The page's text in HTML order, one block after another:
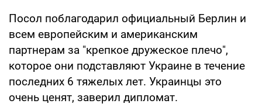
Посол поблагодарил официальный Берлин и
всем европейским и американским
партнерам за "крепкое дружеское плечо",
которое они подставляют Украине в течение
последних 6 тяжелых лет. Украинцы это
очень ценят, заверил дипломат.